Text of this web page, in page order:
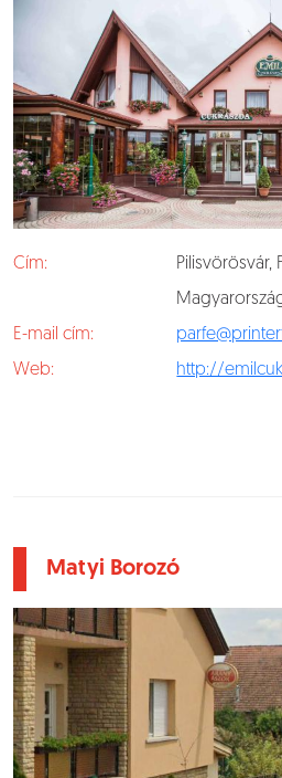
Cím:
Pilisvörösvár,
E-mail cím:
Web:
http://
Matyi Borozó